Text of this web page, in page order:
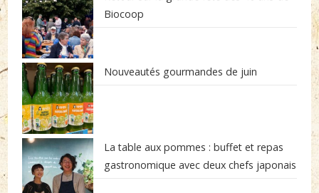
Biocoop
Nouveautés gourmandes de juin
La table aux pommes : buffet et repas
gastronomique avec deux chefs japonais